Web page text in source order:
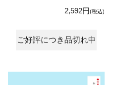
2,592円(税込)
ご好評につき品切れ中